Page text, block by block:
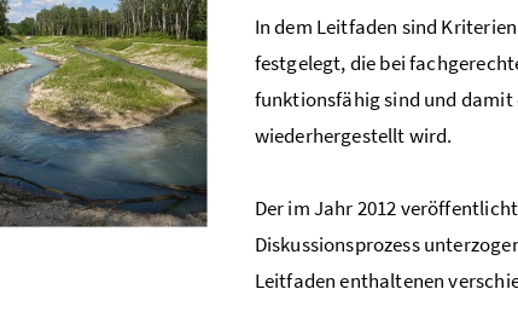
In dem Leitfaden sind
festgelegt, die bei
funktionsfähig sind und
wiederhergestellt wird.
Der im Jahr 2012
Diskussionsprozess
Leitfaden enthaltenen